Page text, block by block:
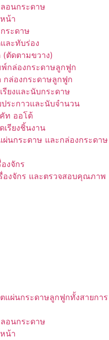
อนกระดาษ
น้า
ระดาษ
ละทับร่อง
(ตัดตามขวาง)
กล่องกระดาษลูกฟูก
กล่องกระดาษลูกฟูก
รียงและนับกระดาษ
ระกาวและนับจำนวน
ท ออโต้
รียงชิ้นงาน
ผ่นกระดาษ และกล่องกระดาษ
งจักร
องจักร และตรวจสอบคุณภาพ
แผ่นกระดาษลูกฟูกทั้งสายการ
อนกระดาษ
น้า